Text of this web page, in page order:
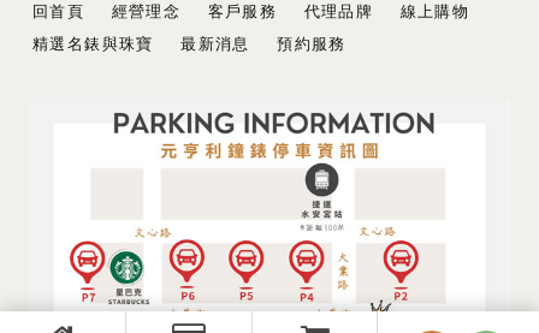
回首頁 經營理念 客戶服務 代理品牌
線上購物
精選名錶與珠寶
最新消息 預約服務